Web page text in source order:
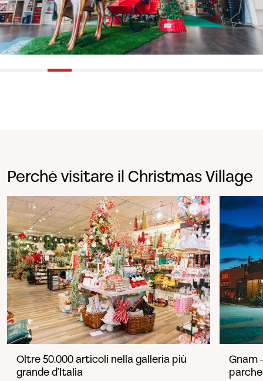
Perché visitare il Christmas Village
Oltre 50.000 articoli nella galleria più
grande d’Italia
Gnam